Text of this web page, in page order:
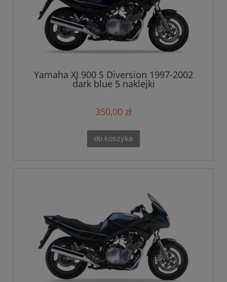
Yamaha XJ 900 S Diversion 1997-2002
dark blue 5 naklejki
350,00 zł
do koszyka